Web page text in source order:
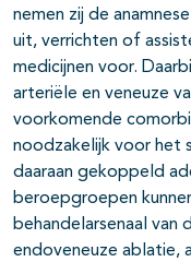
nemen zij de
uit, verrichten of
medicijnen voor.
arteriële en veneuze
voorkomende
noodzakelijk voor het
daaraan gekoppeld
beroepgroepen
behandelarsenaal van
endoveneuze ablatie,